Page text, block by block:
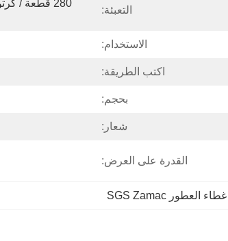
التعبئة:
الاستخدام:
اكتب الطريقة:
بحجم:
شعار:
القدرة على العرض:
غطاء العطور SGS Zamac